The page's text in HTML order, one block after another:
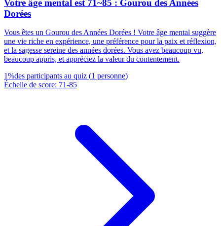
Votre âge mental est 71~85 : Gourou des Années
Dorées
Vous êtes un Gourou des Années Dorées ! Votre âge mental suggère
une vie riche en expérience, une préférence pour la paix et réflexion,
et la sagesse sereine des années dorées. Vous avez beaucoup vu,
beaucoup appris, et appréciez la valeur du contentement.
1%des participants au quiz (1 personne)
Échelle de score: 71-85